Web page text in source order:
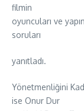
filmin
oyuncuları ve
soruları
yanıtladı.
Yönetmenliğini
ise Onur Dur